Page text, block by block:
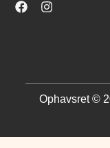
Ophavsret ©